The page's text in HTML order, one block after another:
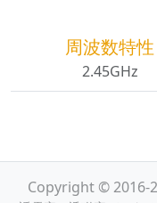
周波数特性
2.45GHz
Copyright © 2016-